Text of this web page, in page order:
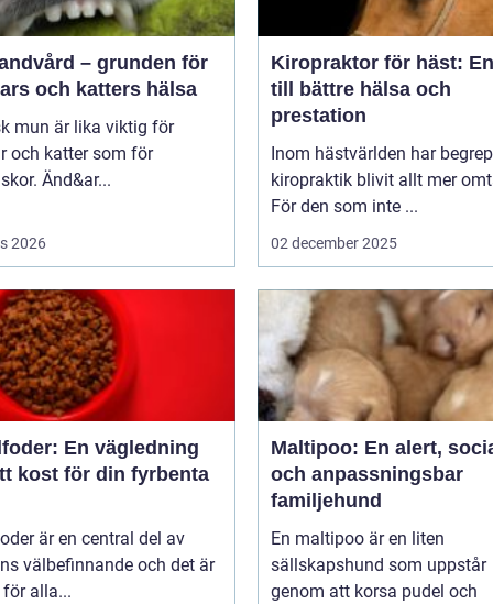
– grunden för
och katters hälsa
mun är lika viktig för
och katter som för
Änd&ar...
2026
Kiropraktor för häst:
till bättre hälsa och
prestation
Inom hästvärlden har
kiropraktik blivit allt mer
För den som inte ...
02 december 2025
En vägledning
kost för din fyrbenta
är en central del av
välbefinnande och det är
alla...
Maltipoo: En alert,
och anpassningsbar
familjehund
En maltipoo är en liten
sällskapshund som uppstår
genom att korsa pudel och